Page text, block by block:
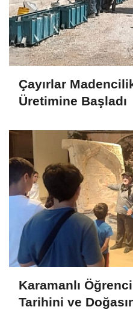
Çayırlar
Üretimine Başladı
Karamanlı
Tarihini ve